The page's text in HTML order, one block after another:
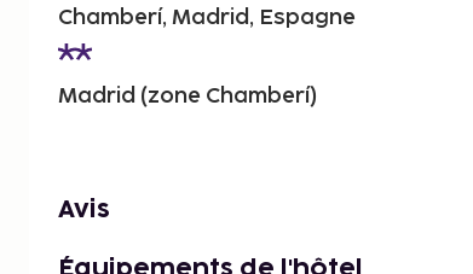
Chamberí, Madrid, Espagne
Madrid (zone Chamberí)
Avis
Équipements de l'hôtel